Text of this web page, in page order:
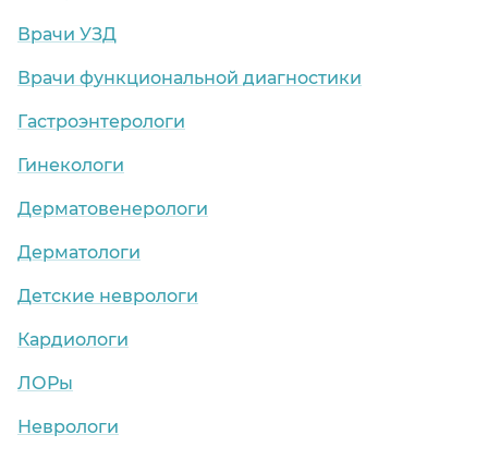
Врачи УЗД
Врачи функциональной диагностики
Гастроэнтерологи
Гинекологи
Дерматовенерологи
Дерматологи
Детские неврологи
Кардиологи
ЛОРы
Неврологи